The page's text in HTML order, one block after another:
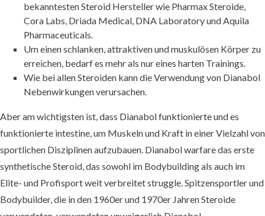
bekanntesten Steroid Hersteller wie Pharmax Steroide,
Cora Labs, Driada Medical, DNA Laboratory und Aquila
Pharmaceuticals.
Um einen schlanken, attraktiven und muskulösen Körper zu
erreichen, bedarf es mehr als nur eines harten Trainings.
Wie bei allen Steroiden kann die Verwendung von Dianabol
Nebenwirkungen verursachen.
Aber am wichtigsten ist, dass Dianabol funktionierte und es
funktionierte intestine, um Muskeln und Kraft in einer Vielzahl von
sportlichen Disziplinen aufzubauen. Dianabol warfare das erste
synthetische Steroid, das sowohl im Bodybuilding als auch im
Elite- und Profisport weit verbreitet struggle. Spitzensportler und
Bodybuilder, die in den 1960er und 1970er Jahren Steroide